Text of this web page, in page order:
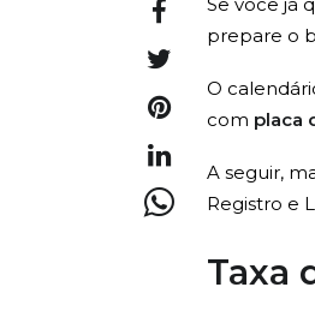
prepare o
O
com placa
A seguir,
Registro e
Taxa